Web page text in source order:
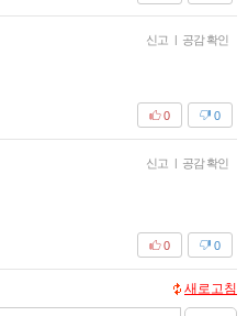
신고 | 공감 확인
0
0
신고 | 공감 확인
0
0
새로고침